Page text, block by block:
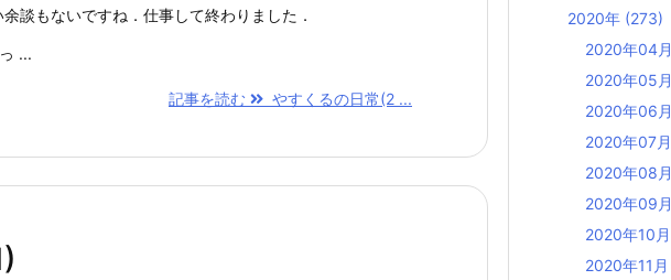
談もないですね．仕事して終わりました．
...
記事を読む やすくるの日常(2 ...
2020年 (273)
2020年04月
2020年05月
2020年06月
2020年07月
2020年08月
2020年09月
2020年10月
2020年11月